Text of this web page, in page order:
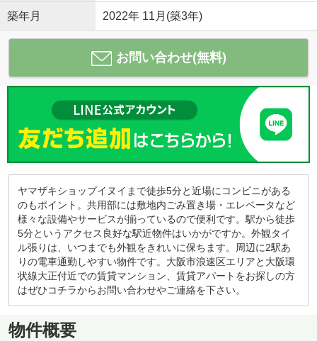
築年月 2022年 11月(築3年)
お問い合わせ(無料)
ヤマザキショップイヌイまで徒歩5分と近場にコンビニがある
のもポイント。共用部には敷地内ごみ置き場・エレベータなど
様々な設備やサービスが揃っているので便利です。駅から徒歩
5分というアクセス良好な駅近物件はいかがですか。外観タイ
ル張りは、いつまでも外観をきれいに保ちます。周辺に2駅あ
りの電車通勤しやすい物件です。大阪市浪速区エリアと大阪環
状線大正付近での賃貸マンション、賃貸アパートをお探しの方
はぜひコチラからお問い合わせやご連絡を下さい。
物件概要